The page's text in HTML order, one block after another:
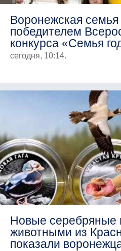
Воронежская семья
победителем
конкурса «Семья
сегодня, 10:14.
Новые серебряные
животными из
показали